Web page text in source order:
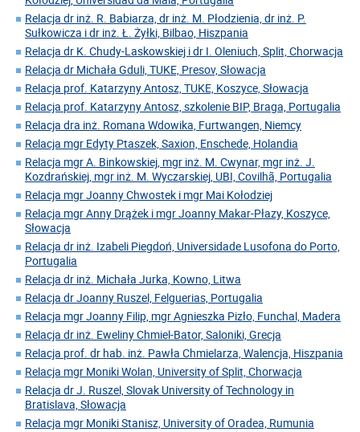
Relacja dr inż. R. Babiarza, dr inż. M. Płodzienia, dr inż. P.
Sułkowicza i dr inż. Ł. Żyłki, Bilbao, Hiszpania
Relacja dr K. Chudy-Laskowskiej i dr I. Oleniuch, Split, Chorwacja
Relacja dr Michała Gduli, TUKE, Presov, Słowacja
Relacja prof. Katarzyny Antosz, TUKE, Koszyce, Słowacja
Relacja prof. Katarzyny Antosz, szkolenie BIP, Braga, Portugalia
Relacja dra inż. Romana Wdowika, Furtwangen, Niemcy
Relacja mgr Edyty Ptaszek, Saxion, Enschede, Holandia
Relacja mgr A. Binkowskiej, mgr inż. M. Cwynar, mgr inż. J.
Kozdrańskiej, mgr inż. M. Wyczarskiej, UBI, Covilhã, Portugalia
Relacja mgr Joanny Chwostek i mgr Mai Kołodziej
Relacja mgr Anny Drążek i mgr Joanny Makar-Płazy, Koszyce,
Słowacja
Relacja dr inż. Izabeli Piegdoń, Universidade Lusofona do Porto,
Portugalia
Relacja dr inż. Michała Jurka, Kowno, Litwa
Relacja dr Joanny Ruszel, Felguerias, Portugalia
Relacja mgr Joanny Filip, mgr Agnieszka Pizło, Funchal, Madera
Relacja dr inż. Eweliny Chmiel-Bator, Saloniki, Grecja
Relacja prof. dr hab. inż. Pawła Chmielarza, Walencja, Hiszpania
Relacja mgr Moniki Wolan, University of Split, Chorwacja
Relacja dr J. Ruszel, Slovak University of Technology in
Bratislava, Słowacja
Relacja mgr Moniki Stanisz, University of Oradea, Rumunia